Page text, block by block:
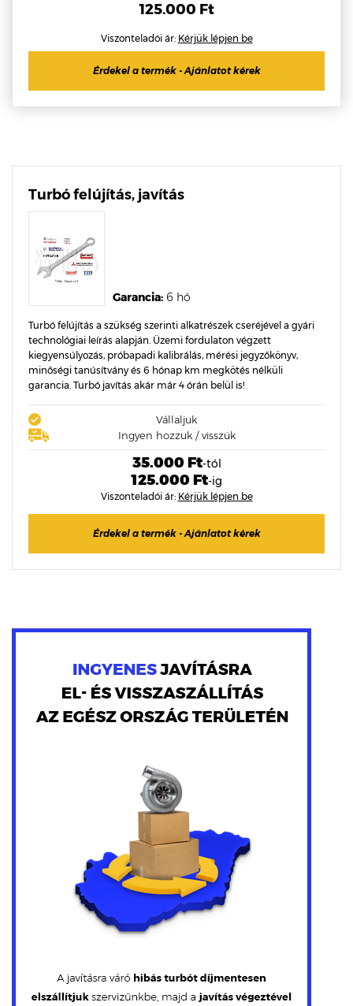
125.000 Ft
Viszonteladói ár: Kérjük lépjen be
Érdekel a termék - Ajánlatot kérek
Turbó felújítás, javítás
Garancia: 6 hó
Turbó felújítás a szükség szerinti alkatrészek cseréjével a gyári
technológiai leírás alapján. Üzemi fordulaton végzett
kiegyensúlyozás, próbapadi kalibrálás, mérési jegyzőkönyv,
minőségi tanúsítvány és 6 hónap km megkötés nélküli
garancia. Turbó javítás akár már 4 órán belül is!
Vállaljuk
Ingyen hozzuk / visszük
35.000 Ft-tól
125.000 Ft-ig
Viszonteladói ár: Kérjük lépjen be
Érdekel a termék - Ajánlatot kérek